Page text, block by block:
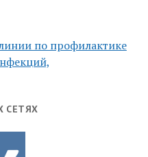
по профилактике
СЕТЯХ